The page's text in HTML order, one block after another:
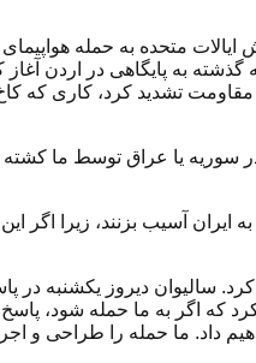
متحده به حمله
به پایگاهی در اردن
مقاومت تشدید کرد، کاری که
یا عراق توسط ما کشته
آسیب بزنند، زیرا اگر این
سالیوان دیروز یکشنبه در
کشته شوند، تصریح کرد که اگر به ما حمله
داد. ما حمله را طراحی و